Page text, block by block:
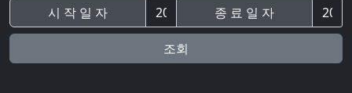
시 작 일 자 종 료 일 자
조회